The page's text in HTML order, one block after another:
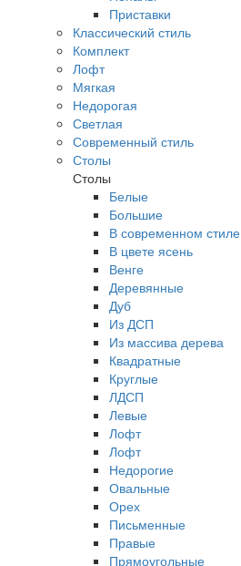
Приставки
Классический стиль
Комплект
Лофт
Мягкая
Недорогая
Светлая
Современный стиль
Столы
Столы
Белые
Большие
В современном стиле
В цвете ясень
Венге
Деревянные
Дуб
Из ДСП
Из массива дерева
Квадратные
Круглые
ЛДСП
Левые
Лофт
Лофт
Недорогие
Овальные
Орех
Письменные
Правые
Прямоугольные